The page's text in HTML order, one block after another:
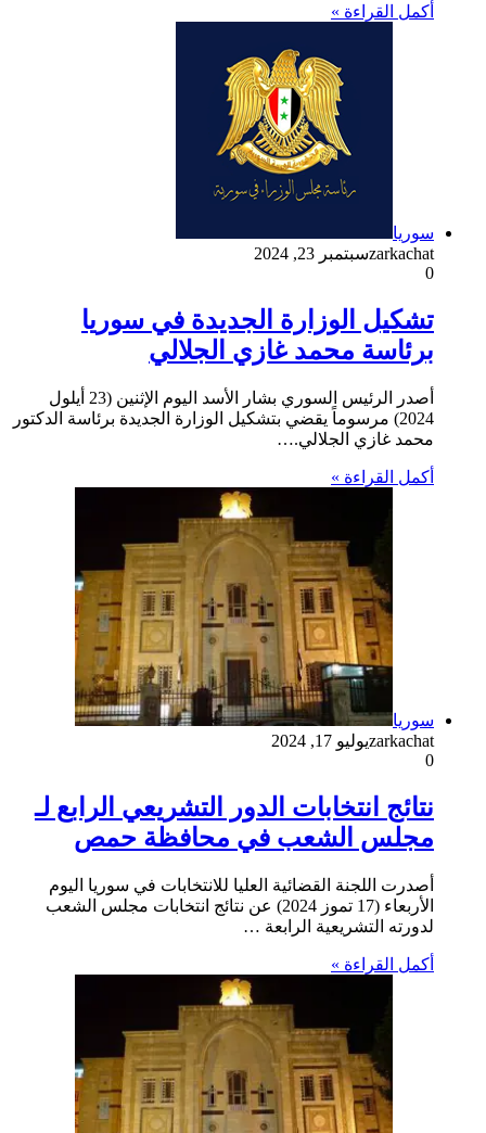
أكمل القراءة »
سوريا
zarkachatسبتمبر 23, 2024
0
تشكيل الوزارة الجديدة في سوريا
برئاسة محمد غازي الجلالي
أصدر الرئيس السوري بشار الأسد اليوم الإثنين (23 أيلول
2024) مرسوماً يقضي بتشكيل الوزارة الجديدة برئاسة الدكتور
محمد غازي الجلالي.…
أكمل القراءة »
سوريا
zarkachatيوليو 17, 2024
0
نتائج انتخابات الدور التشريعي الرابع لـ
مجلس الشعب في محافظة حمص
أصدرت اللجنة القضائية العليا للانتخابات في سوريا اليوم
الأربعاء (17 تموز 2024) عن نتائج انتخابات مجلس الشعب
لدورته التشريعية الرابعة …
أكمل القراءة »